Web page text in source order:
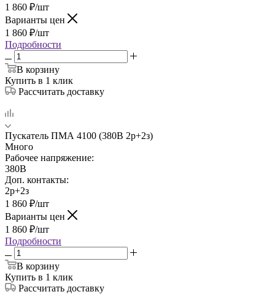
1 860 ₽/шт
Варианты цен
1 860 ₽/шт
Подробности
В корзину
Купить в 1 клик
Рассчитать доставку
Пускатель ПМА 4100 (380В 2р+2з)
Много
Рабочее напряжение:
380В
Доп. контакты:
2р+2з
1 860 ₽/шт
Варианты цен
1 860 ₽/шт
Подробности
В корзину
Купить в 1 клик
Рассчитать доставку